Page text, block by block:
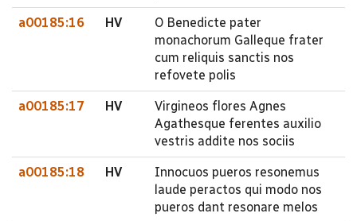
a00185:16 HV
O Benedicte pater
monachorum Galleque frater
cum reliquis sanctis nos
refovete polis
a00185:17 HV
Virgineos flores Agnes
Agathesque ferentes auxilio
vestris addite nos sociis
a00185:18 HV
Innocuos pueros resonemus
laude peractos qui modo nos
pueros dant resonare melos